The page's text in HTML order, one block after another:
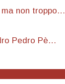
non troppo…
Pedro Pè…